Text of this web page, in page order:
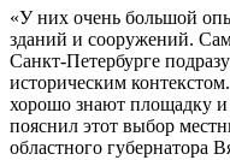
«У них очень большой
зданий и сооружений.
Санкт-Петербурге
историческим
хорошо знают площадку
пояснил этот выбор
областного губернатора